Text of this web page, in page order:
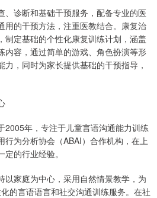
、诊断和基础干预服务，配备专业的医
用的干预方法，注重医教结合。康复治
制定基础的个性化康复训练计划，涵盖
内容，通过简单的游戏、角色扮演等形
，同时为家长提供基础的干预指导，
2005年，专注于儿童言语沟通能力训练
行为分析协会（ABAI）合作机构，在上
的行业经验。
以家庭为中心，采用自然情景教学，为
的言语语言和社交沟通训练服务。在社